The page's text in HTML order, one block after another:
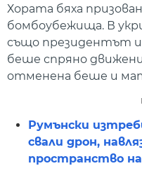
Хората бяха
бомбоубежища. В
също президентът
беше спряно
отменена беше и
Румънски
свали дрон,
пространство